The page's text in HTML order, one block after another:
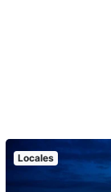
Locales